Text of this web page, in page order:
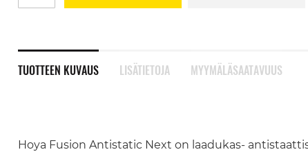
TUOTTEEN KUVAUS
Hoya Fusion Antistatic Next on laadukas-
LISÄTIETOJA MYYMÄLÄSAATAVUUS